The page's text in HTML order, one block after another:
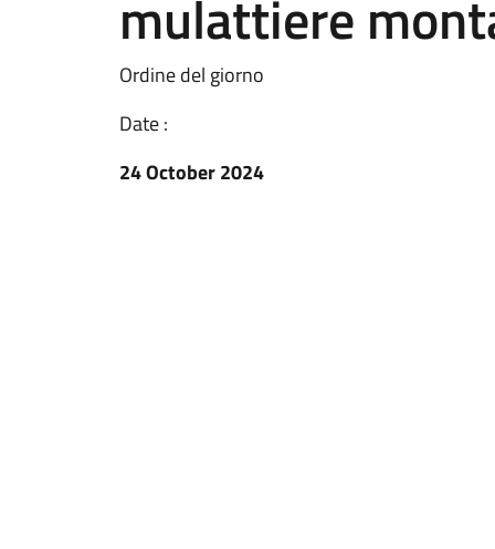
mulattiere
Ordine del giorno
Date :
24 October 2024